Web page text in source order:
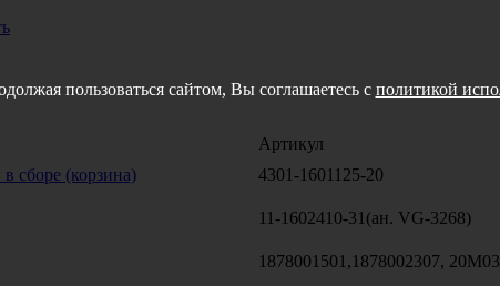
Артикул
сборе (корзина) 4301-1601125-20
11-1602410-31(ан. VG-3268)
1878001501,1878002307,
пользоваться сайтом, Вы соглашаетесь с политикой